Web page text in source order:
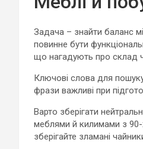
Задача – знайти баланс
повинне бути
що нагадують про склад
Ключові слова для
фрази важливі при
Варто зберігати
меблями й килимами з 90-
зберігайте зламані